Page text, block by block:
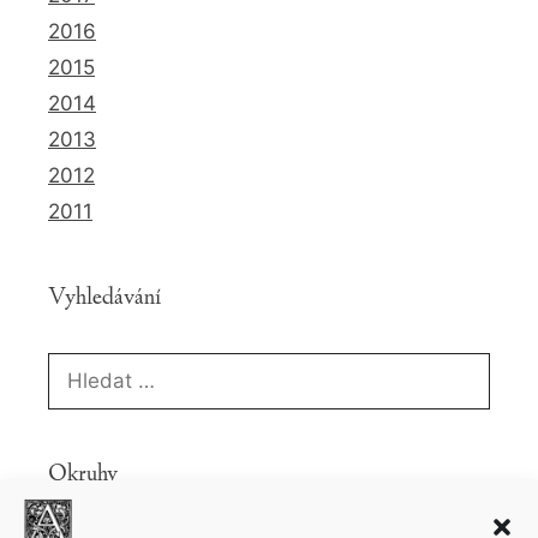
2016
2015
2014
2013
2012
2011
Vyhledávání
Hledat:
Okruhy